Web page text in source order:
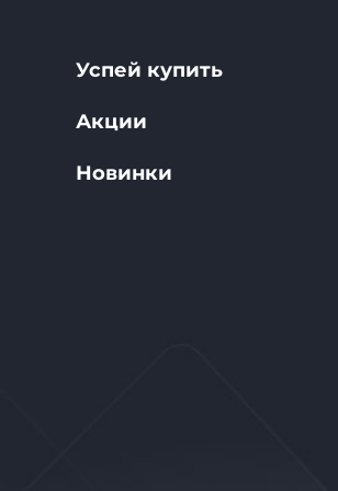
Успей купить
Акции
Новинки